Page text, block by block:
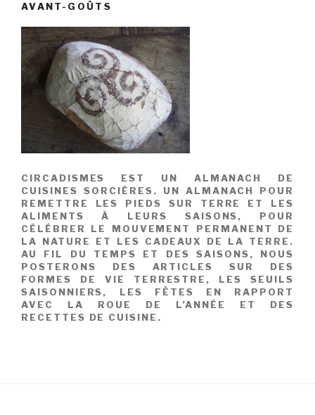
AVANT-GOÛTS
CIRCADISMES EST UN ALMANACH DE
CUISINES SORCIÈRES. UN ALMANACH POUR
REMETTRE LES PIEDS SUR TERRE ET LES
ALIMENTS À LEURS SAISONS, POUR
CÉLÉBRER LE MOUVEMENT PERMANENT DE
LA NATURE ET LES CADEAUX DE LA TERRE.
AU FIL DU TEMPS ET DES SAISONS, NOUS
POSTERONS DES ARTICLES SUR DES
FORMES DE VIE TERRESTRE, LES SEUILS
SAISONNIERS, LES FÊTES EN RAPPORT
AVEC LA ROUE DE L’ANNÉE ET DES
RECETTES DE CUISINE.